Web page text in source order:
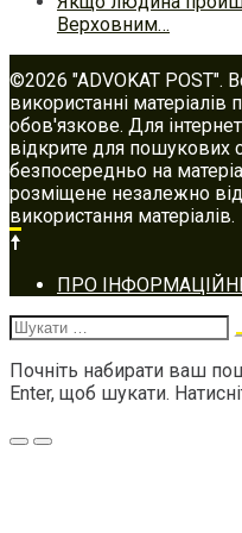
Верховним…
©2026 "ADVOKAT POST".
використанні матеріалів
обов'язкове. Для
відкрите для пошукових
безпосередньо на
розміщене незалежно
використання матеріалів.
Footer
navigation
ПРО
Шукати:
Почніть набирати ваш
Enter, щоб шукати.
Меню